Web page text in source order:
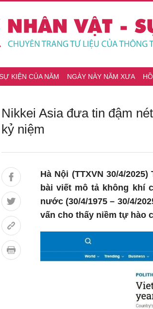
KIỆN CỦA NĂM NGÀY NÀY NĂM XƯA
Nikkei Asia đưa tin đậm
kỷ niệm
Hà Nội (TTXVN 30/4/
bài viết mô tả không khí
nước (30/4/1975 – 30/4/
vấn cho thấy niềm tự hào